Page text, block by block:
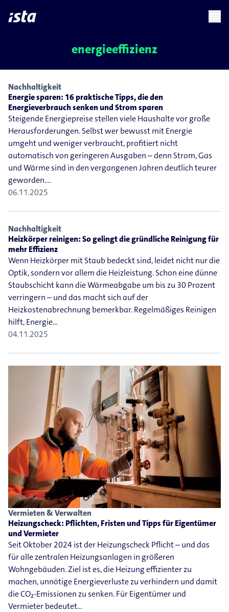
languagechevron_right
energieeffizienz
Nachhaltigkeit
Energie sparen: 16 praktische Tipps, die den
Energieverbrauch senken und Strom sparen
Steigende Energiepreise stellen viele Haushalte vor große
Herausforderungen. Selbst wer bewusst mit Energie
umgeht und weniger verbraucht, profitiert nicht
automatisch von geringeren Ausgaben – denn Strom, Gas
und Wärme sind in den vergangenen Jahren deutlich teurer
geworden.…
06.11.2025
Nachhaltigkeit
Heizkörper reinigen: So gelingt die gründliche Reinigung für
mehr Effizienz
Wenn Heizkörper mit Staub bedeckt sind, leidet nicht nur die
Optik, sondern vor allem die Heizleistung. Schon eine dünne
Staubschicht kann die Wärmeabgabe um bis zu 30 Prozent
verringern – und das macht sich auf der
Heizkostenabrechnung bemerkbar. Regelmäßiges Reinigen
hilft, Energie…
04.11.2025
Vermieten & Verwalten
Heizungscheck: Pflichten, Fristen und Tipps für Eigentümer
und Vermieter
Seit Oktober 2024 ist der Heizungscheck Pflicht – und das
für alle zentralen Heizungsanlagen in größeren
Wohngebäuden. Ziel ist es, die Heizung effizienter zu
machen, unnötige Energieverluste zu verhindern und damit
die CO₂-Emissionen zu senken. Für Eigentümer und
Vermieter bedeutet…